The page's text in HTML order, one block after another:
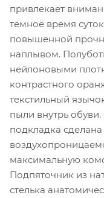
привлекает
темное время
повышенной
наплывом.
нейлоновыми
контрастного
текстильный
пыли внутрь
подкладка сделана
максимальную
Подпяточник из
стелька